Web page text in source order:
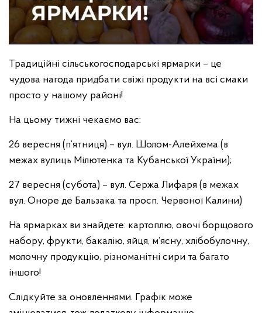
Традиційні сільськогосподарські ярмарки – це
чудова нагода придбати свіжі продукти на всі смаки
просто у нашому районі!
На цьому тижні чекаємо вас:
26 вересня (п’ятниця) – вул. Шолом-Алейхема (в
межах вулиць Мілютенка та Кубанської України);
27 вересня (субота) – вул. Сержа Лифаря (в межах
вул. Оноре де Бальзака та просп. Червоної Калини)
На ярмарках ви знайдете: картоплю, овочі борщового
набору, фрукти, бакалію, яйця, м’ясну, хлібобулочну,
молочну продукцію, різноманітні сири та багато
іншого!
Слідкуйте за оновленнями. Графік може